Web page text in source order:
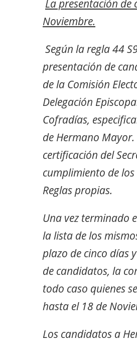
La presentación
Noviembre.
Según la regla 44
presentación de
de la Comisión
Delegación
Cofradías,
de Hermano
certificación del
cumplimiento de
Reglas propias.
Una vez terminado
la lista de los
plazo de cinco días
de candidatos, la
todo caso quienes
hasta el 18 de
Los candidatos a